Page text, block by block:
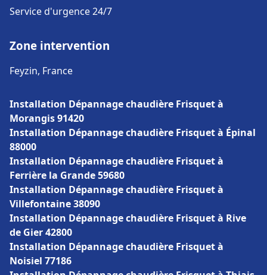
Service d'urgence 24/7
Zone intervention
Feyzin, France
Installation Dépannage chaudière Frisquet à
Morangis 91420
Installation Dépannage chaudière Frisquet à Épinal
88000
Installation Dépannage chaudière Frisquet à
Ferrière la Grande 59680
Installation Dépannage chaudière Frisquet à
Villefontaine 38090
Installation Dépannage chaudière Frisquet à Rive
de Gier 42800
Installation Dépannage chaudière Frisquet à
Noisiel 77186